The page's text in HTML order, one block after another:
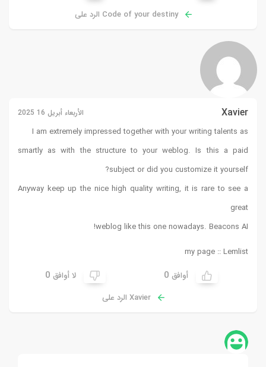
Code of your destiny الرد على
Xavier الأربعاء أبريل 16 2025
I am extremely impressed together with your writing talents as
smartly as with the structure to your weblog. Is this a paid
subject or did you customize it yourself?
Anyway keep up the nice high quality writing, it is rare to see a
great
weblog like this one nowadays. Beacons AI
!
my page ::Lemlist
أوافق 0 لا أوافق 0
Xavier الرد على